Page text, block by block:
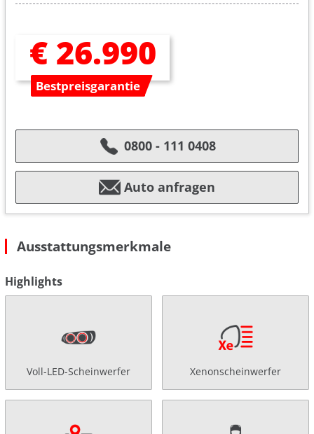
€ 26.990
Bestpreisgarantie
0800 - 111 0408
Auto anfragen
Ausstattungsmerkmale
Highlights
Voll-LED-Scheinwerfer Xenonscheinwerfer